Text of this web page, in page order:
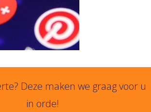
Deze maken we graag voor u
in orde!